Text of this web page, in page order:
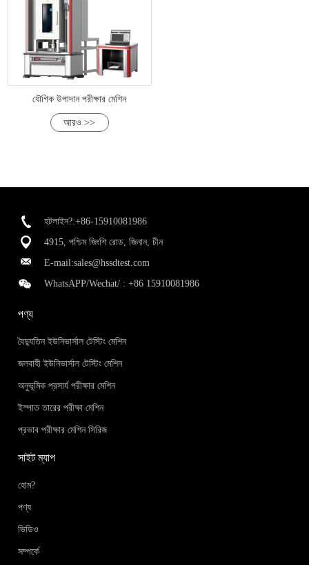
যৌগিক উপাদান পরীক্ষার মেশিন
আরও >>
হটলাইন?:+86-15910081986
4915, পশ্চিম জিংশি রোড, জিনান, চীন
E-mail:sales@hssdtest.com
WhatsAPP/Wechat/ :+86 15910081986
পণ্য
বৈদ্যুতিন ইউনিভার্সাল টেস্টিং মেশিন
জলবাহী ইউনিভার্সাল টেস্টিং মেশিন
অনুভূমিক প্রসার্য পরীক্ষার মেশিন
ইস্পাত তারের পরীক্ষা মেশিন
প্রভাব পরীক্ষার মেশিন সিরিজ
সাইট ম্যাপ
হোম?
পণ্য
ভিডিও
সম্পর্কে